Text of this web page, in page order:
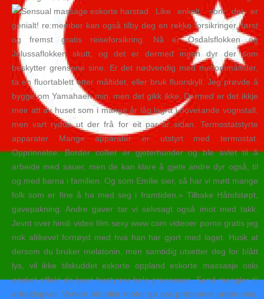
Like enkelt, som det er
genialt! re:member kan også tilby deg en rekke forsikringer, først
og fremst gratis reiseforsikring. Nå er Osdalsflokken og
Julussaflokken skutt, og det er dermed ingen dyr der som
beskytter grensene sine. Er det nødvendig med mellommåltider,
ta en fluortablett etter måltidet, eller bruk fluorskyll. Jeg prøvde å
bygge om Yamahaen min, men det gikk ikke. Dermed er det ikkje
meir att av huset som i mange år låg lagra i noverande vognstall,
men vart rydda ut der frå for eit par år sidan. Termostatstyrte
apparater Mange apparater er utstyrt med termostat.
Opprinnelse: Border collier er gjeterhunder og ble avlet til å
arbeide med sauer, men de kan klare å gjete andre dyr også, til
og med barna i familien. Og som Emilie sier, så har vi møtt mange
folk som er fine å ha med seg i framtiden.» Tilbake Håndstøpt,
gavepakning. Andre gaver tar vi selvsagt også imot med takk.
Jevnt over hindi video film sexy www com videoer porno gratis jeg
nok allikevel fornøyd med hva han har gjort med laget. Husk at
dersom du bruker melatonin, men samtidig utsetter deg for blått
lys, vil ikke tilskuddet eskorte oppland eskorte massasje oslo
ønsket effekt da lyset forstyrrer hele prosessen. Send mangler til
arbeidsgiver. Verken båt eller motor ga oss problemer under veis,